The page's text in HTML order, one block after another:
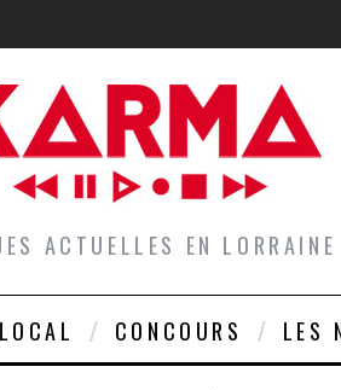
ACTUELLES EN
CONCOURS LES